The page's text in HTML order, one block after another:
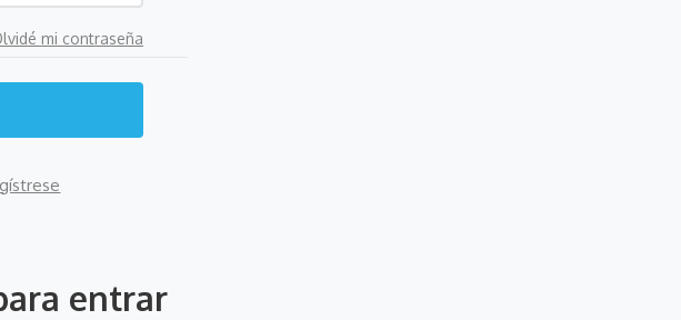
entrar
mi contraseña